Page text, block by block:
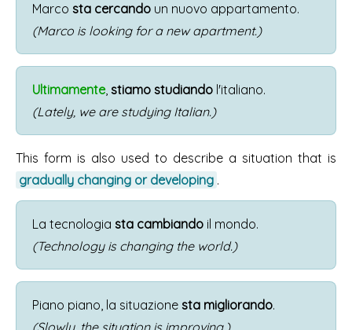
Marco sta cercando un nuovo appartamento.
(Marco is looking for a new apartment.)
Ultimamente, stiamo studiando l'italiano.
(Lately, we are studying Italian.)
This form is also used to describe a situation that is
gradually changing or developing .
La tecnologia sta cambiando il mondo.
(Technology is changing the world.)
Piano piano, la situazione sta migliorando.
(Slowly, the situation is improving.)